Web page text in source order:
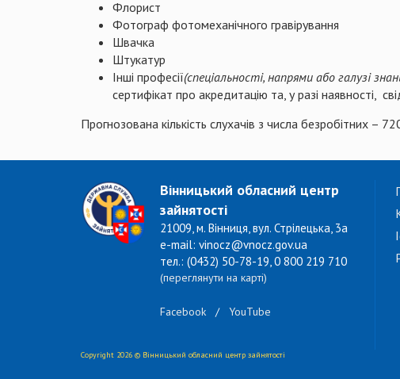
Флорист
Фотограф фотомеханічного гравірування
Швачка
Штукатур
Інші професії(спеціальності, напрями або галузі
сертифікат про акредитацію та, у разі наявності,
Прогнозована кількість слухачів з числа безробітних –
Вінницький обласний центр
зайнятості
21009, м. Вінниця, вул. Стрілецька, 3а
e-mail: vinocz@vnocz.gov.ua
тел.: (0432) 50-78-19, 0 800 219 710
(переглянути на карті)
Facebook / YouTube
Copyright 2026 © Вінницький обласний центр зайнятості